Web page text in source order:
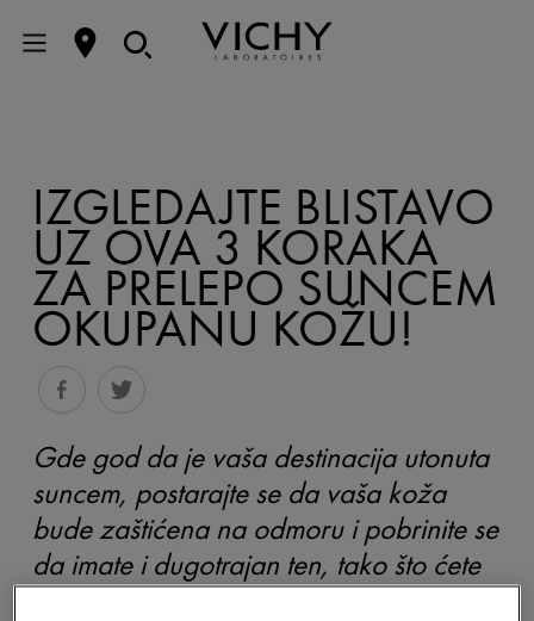
IZGLEDAJTE BLISTAVO
UZ OVA 3 KORAKA
ZA PRELEPO SUNCEM
OKUPANU KOŽU!
Gde god da je vaša destinacija utonuta
suncem, postarajte se da vaša koža
bude zaštićena na odmoru i pobrinite se
da imate i dugotrajan ten, tako što ćete
imati u vidu ova tri koraka...